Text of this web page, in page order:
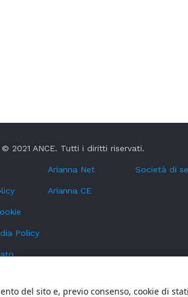
2021 ANCE. Tutti i diritti riservati.
Arianna Net Società di
Arianna CE
Policy
del sito e, previo consenso, cookie di